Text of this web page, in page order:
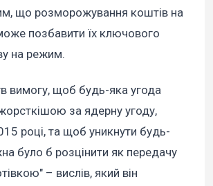
що розморожування коштів на
позбавити їх ключового
на режим.
вимогу, щоб будь-яка угода
за ядерну угоду,
році, та щоб уникнути будь-
було б розцінити як передачу
– вислів, який він